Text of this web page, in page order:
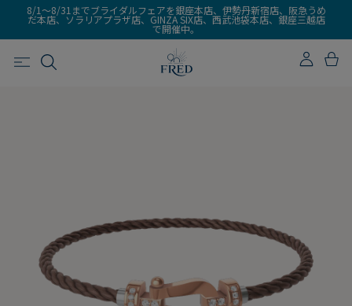
8/1～8/31までブライダルフェアを銀座本店、伊勢丹新宿店、阪急うめ
だ本店、ソラリアプラザ店、GINZA SIX店、西武池袋本店、銀座三越店
で開催中。